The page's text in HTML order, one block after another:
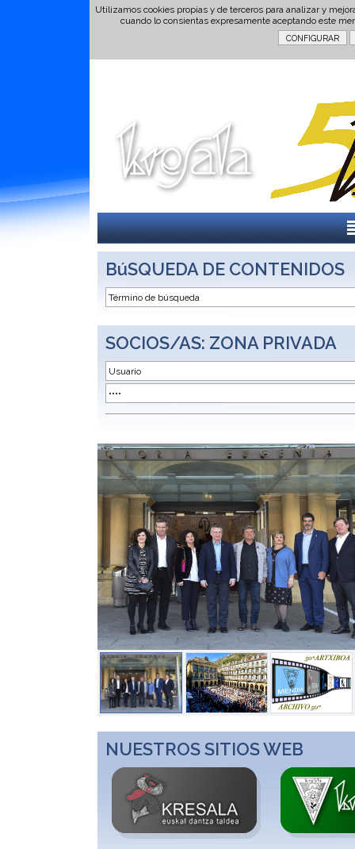
Utilizamos cookies propias y de terceros para analizar y
cuando lo consientas expresamente aceptando este
BúSQUEDA DE CONTENIDOS
SOCIOS/AS: ZONA PRIVADA
NUESTROS SITIOS WEB